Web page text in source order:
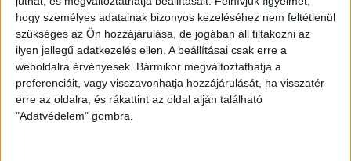
hogy személyes adatainak bizonyos kezeléséhez nem feltétlenül
szükséges az Ön hozzájárulása, de jogában áll tiltakozni az
ilyen jellegű adatkezelés ellen. A beállításai csak erre a
weboldalra érvényesek. Bármikor megváltoztathatja a
preferenciáit, vagy visszavonhatja hozzájárulását, ha visszatér
erre az oldalra, és rákattint az oldal alján található
"Adatvédelem" gombra.
teljesítsék vállalásaikat, és számol a különböző ágazatok
közötti rugalmas teljesítéssel is. Az előrehaladást
kétévente értékelik és a felülvizsgálatok során
figyelembe veszik az energiaárak, a technológiai fejlődés
és az európai ipar versenyképességének alakulását.
A megállapodás egyúttal 2028-ra halasztja az új